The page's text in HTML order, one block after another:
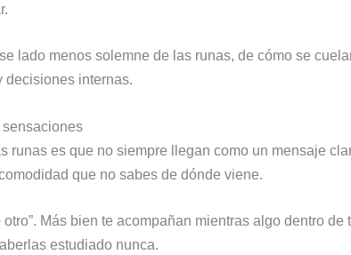
lado menos solemne de las runas, de cómo se
decisiones internas.
sensaciones
runas es que no siempre llegan como un mensaje
que no sabes de dónde viene.
otro”. Más bien te acompañan mientras algo dentro
estudiado nunca.